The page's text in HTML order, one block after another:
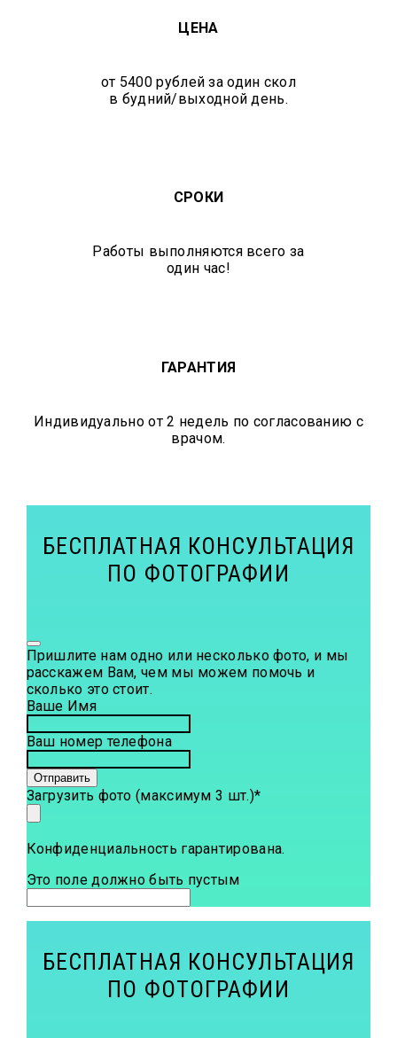
ЦЕНА
от 5400 рублей за один скол
в будний/выходной день.
СРОКИ
Работы выполняются всего за
один час!
ГАРАНТИЯ
Индивидуально от 2 недель по согласованию с
врачом.
БЕСПЛАТНАЯ КОНСУЛЬТАЦИЯ
ПО ФОТОГРАФИИ
Пришлите нам одно или несколько фото, и мы
расскажем Вам, чем мы можем помочь и
сколько это стоит.
Ваше Имя
Ваш номер телефона
Отправить
Загрузить фото (максимум 3 шт.)*
Конфиденциальность гарантирована.
Это поле должно быть пустым
БЕСПЛАТНАЯ КОНСУЛЬТАЦИЯ
ПО ФОТОГРАФИИ